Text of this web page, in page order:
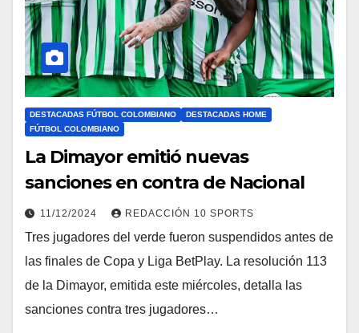
DESTACADAS FÚTBOL COLOMBIANO
DESTACADAS HOME
FÚTBOL COLOMBIANO
La Dimayor emitió nuevas
sanciones en contra de Nacional
11/12/2024 REDACCIÓN 10 SPORTS
Tres jugadores del verde fueron suspendidos antes de
las finales de Copa y Liga BetPlay. La resolución 113
de la Dimayor, emitida este miércoles, detalla las
sanciones contra tres jugadores…